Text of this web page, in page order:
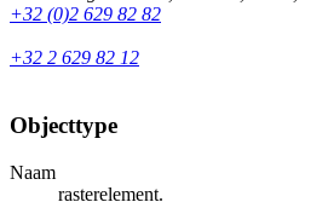
+32 (0)2 629 82 82
+32 2 629 82 12
Objecttype
Naam
rasterelement.